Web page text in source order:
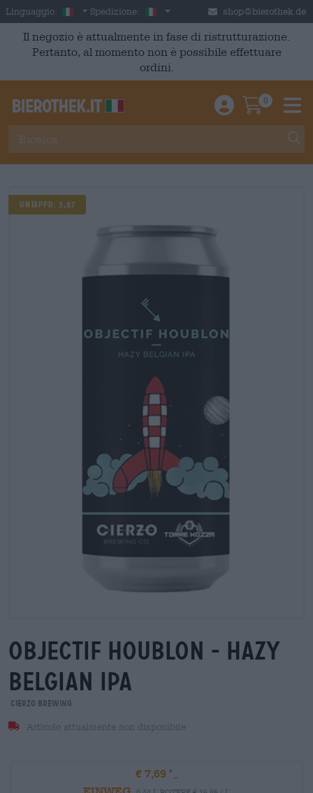
Skip to main content
Linguaggio: Italian
Spedizione: Italia shop@bierothek.de
Il negozio è attualmente in fase di ristrutturazione.
Pertanto, al momento non è possibile effettuare
ordini.
Einloggen /
0
UNTAPPD: 3,87
objectif houblon - hazy
belgian ipa
Cierzo Brewing
Articolo attualmente non disponibile
€ 7,69